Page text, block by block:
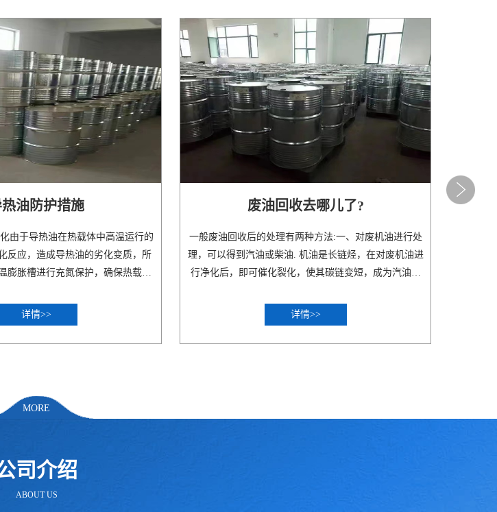
油防护措施
由于导热油在热载体中高温运行的
反应，造成导热油的劣化变质，所
膨胀槽进行充氮保护，确保热载体
详情>>
废油回收去哪儿了?
一般废油回收后的处理有两种方法:一、对废机油进行处
理，可以得到汽油或柴油. 机油是长链烃，在对废机油进
行净化后，即可催化裂化，使其碳链变短，成为汽油或
详情>>
MORE
司介绍
ABOUT US